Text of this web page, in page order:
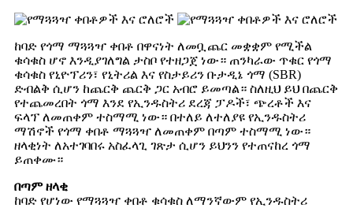
ከባድ የጎማ ማጓጓዣ ቀበቶ በዋናነት ለመቧጨር መቋቋም የሚችል
ቁሳቁስ ሆኖ እንዲያገለግል ታስቦ የተዘጋጀ ነው። ጠንካራው ጥቁር የጎማ
ቁሳቁስ የኒዮፕሪን፣ የኒትሪል እና የስታይሪን ቡታዲኔ ጎማ (SBR)
ድብልቅ ሲሆን ከጨርቅ ጨርቅ ጋር አብሮ ይመጣል። ስለዚህ ይህ በጨርቅ
የተጨመረበት ጎማ እንደ የኢንዱስትሪ ደረጃ ፓዶች፣ ጭረቶች እና
ፍላፕ ለመጠቀም ተስማሚ ነው። በተለይ ለተለያዩ የኢንዱስትሪ
ማሽኖች የጎማ ቀበቶ ማጓጓዣ ለመጠቀም በጣም ተስማሚ ነው።
ዘላቂነት ለአተገባበሩ አስፈላጊ ገጽታ ሲሆን ይህንን የተጠናከረ ጎማ
ይጠቀሙ።
በጣም ዘላቂ
ከባድ የሆነው የማጓጓዣ ቀበቶ ቁሳቁስ ለማንኛውም የኢንዱስትሪ